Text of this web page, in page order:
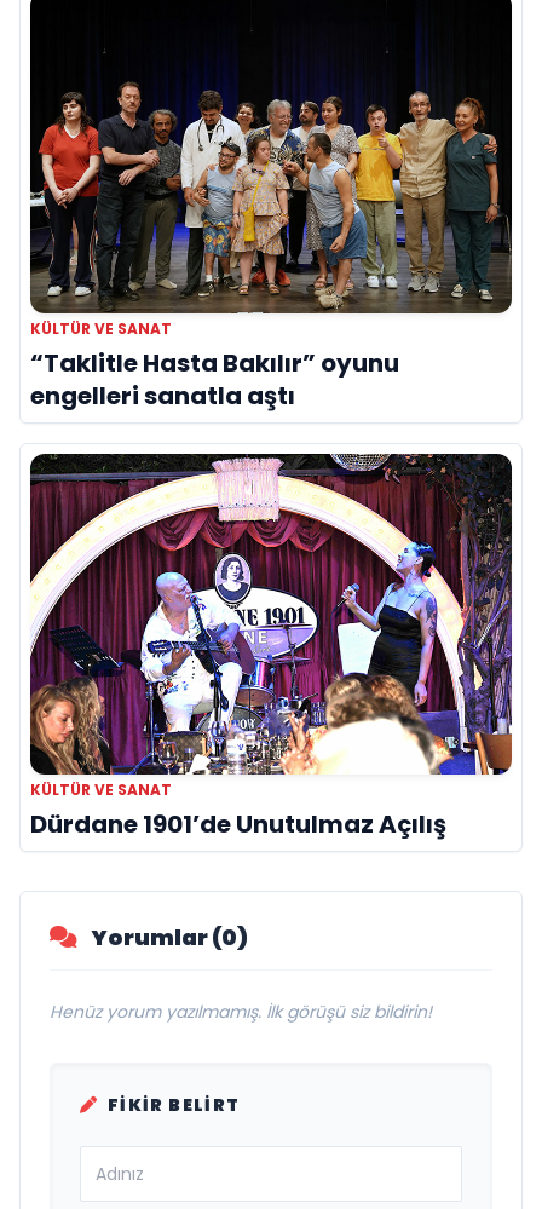
KÜLTÜR VE SANAT
“Taklitle Hasta Bakılır” oyunu
engelleri sanatla aştı
KÜLTÜR VE SANAT
Dürdane 1901’de Unutulmaz Açılış
Yorumlar (0)
Henüz yorum yazılmamış. İlk görüşü siz bildirin!
FIKIR BELIRT